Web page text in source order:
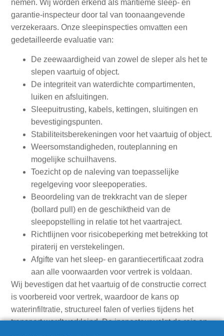
De zeewaardigheid van zowel de sleper als het te
slepen vaartuig of object.
De integriteit van waterdichte compartimenten,
Sleepuitrusting, kabels, kettingen, sluitingen en
bevestigingspunten.
Stabiliteitsberekeningen voor het vaartuig of object.
Weersomstandigheden, routeplanning en
mogelijke schuilhavens.
Toezicht op de naleving van toepasselijke
regelgeving voor sleepoperaties.
Beoordeling van de trekkracht van de sleper
(bollard pull) en de geschiktheid van de
sleepopstelling in relatie tot het vaartraject.
Richtlijnen voor risicobeperking met betrekking tot
piraterij en verstekelingen.
Afgifte van het sleep‑ en garantiecertificaat zodra
aan alle voorwaarden voor vertrek is voldaan.
Wij bevestigen dat het vaartuig of de constructie correct
is voorbereid voor vertrek, waardoor de kans op
waterinfiltratie, structureel falen of verlies tijdens het
transport wordt verkleind. De inspecteur volgt de reis en
assisteert wanneer nodig.